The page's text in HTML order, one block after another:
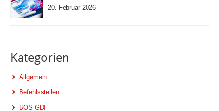
20. Februar 2026
Kategorien
Allgemein
Befehlsstellen
BOS-GDI